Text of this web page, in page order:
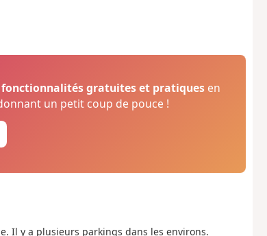
fonctionnalités gratuites et pratiques en
un petit coup de pouce !
Il y a plusieurs parkings dans les environs.